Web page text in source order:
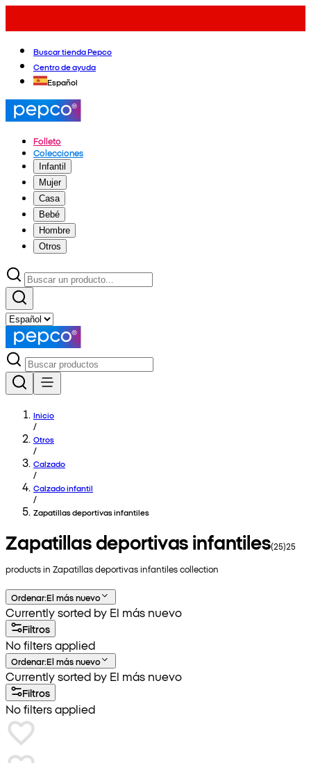
Buscar tienda Pepco
Centro de ayuda
Español
Folleto
Colecciones
Infantil
Mujer
Casa
Bebé
Hombre
Otros
Inicio
/
Otros
/
Calzado
/
Calzado infantil
/
Zapatillas deportivas infantiles
Zapatillas deportivas infantiles(25)25
products in Zapatillas deportivas infantilescollection
Ordenar:El más nuevo
Currently sorted by El más nuevo
Filtros
No filters applied
Ordenar:El más nuevo
Currently sorted by El más nuevo
Filtros
No filters applied